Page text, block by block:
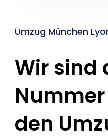
Umzug München
Wir sind
den